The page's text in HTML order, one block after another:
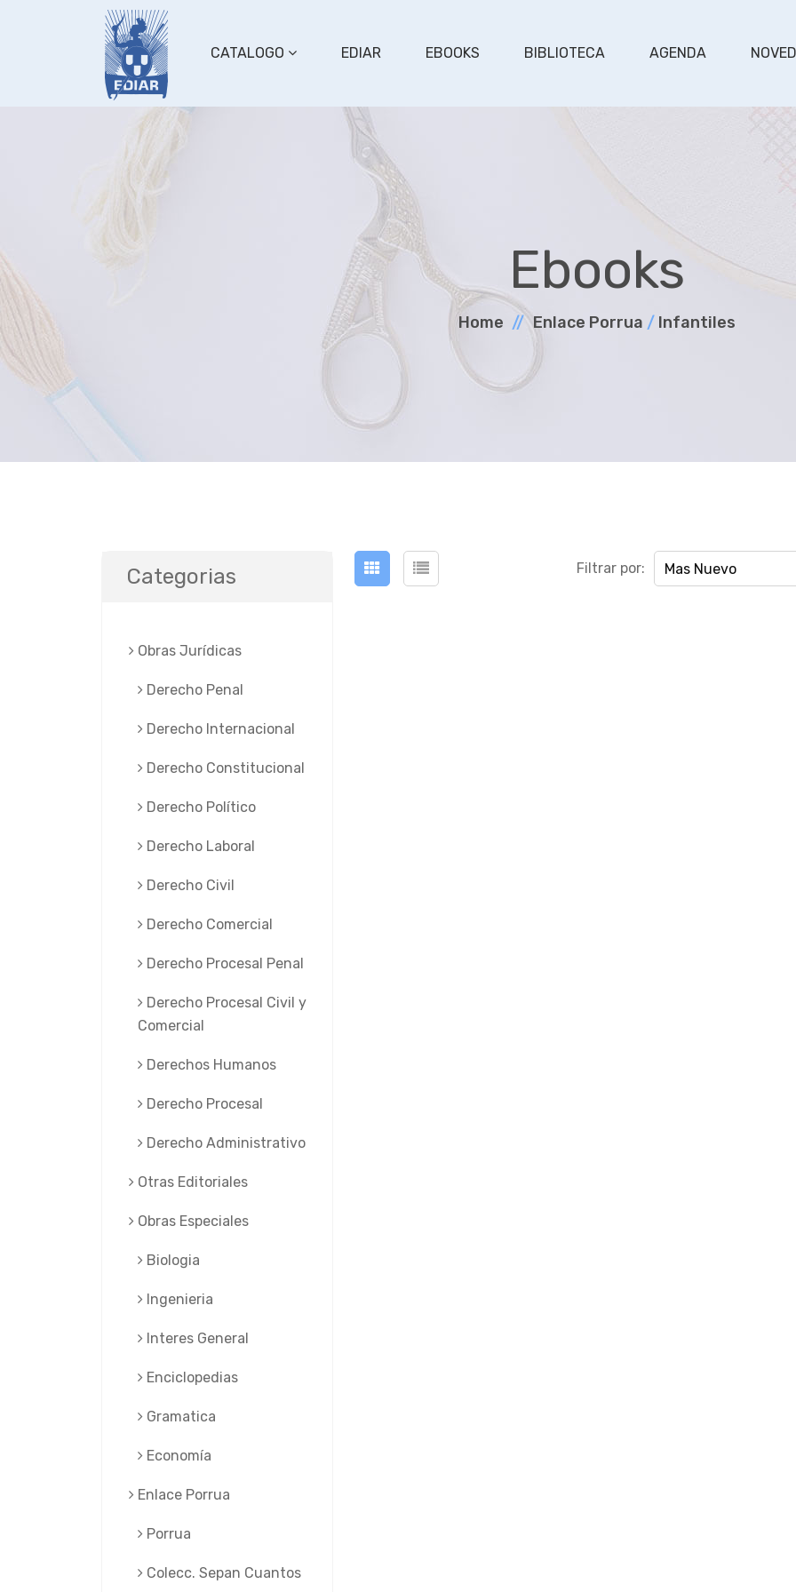
CATALOGO EDIAR EBOOKS BIBLIOTECA AGENDA
Ebooks
Home Enlace Porrua / Infantiles
Filtrar por: Mas Nuevo
Categorias
Obras Jurí­dicas
Derecho Penal
Derecho Internacional
Derecho Constitucional
Derecho Político
Derecho Laboral
Derecho Civil
Derecho Comercial
Derecho Procesal Penal
Derecho Procesal Civil y
Comercial
Derechos Humanos
Derecho Procesal
Derecho Administrativo
Otras Editoriales
Obras Especiales
Biologia
Ingenieria
Interes General
Enciclopedias
Gramatica
Economía
Enlace Porrua
Porrua
Colecc. Sepan Cuantos